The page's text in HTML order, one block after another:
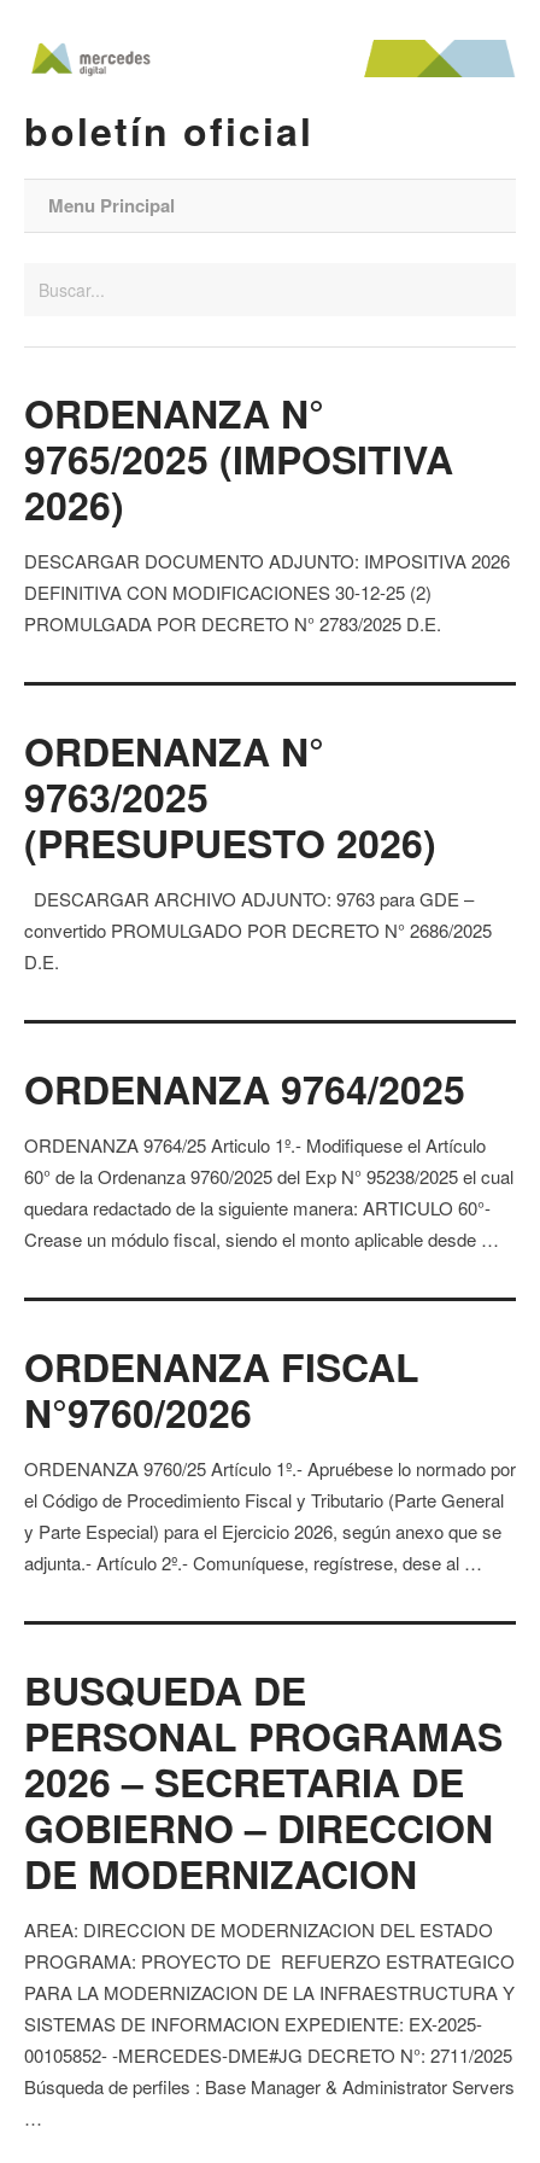
boletín oficial
Menu Principal
ORDENANZA N°
9765/2025 (IMPOSITIVA
2026)
DESCARGAR DOCUMENTO ADJUNTO: IMPOSITIVA 2026
DEFINITIVA CON MODIFICACIONES 30-12-25 (2)
PROMULGADA POR DECRETO N° 2783/2025 D.E.
ORDENANZA N°
9763/2025
(PRESUPUESTO 2026)
DESCARGAR ARCHIVO ADJUNTO: 9763 para GDE –
convertido PROMULGADO POR DECRETO N° 2686/2025
D.E.
ORDENANZA 9764/2025
ORDENANZA 9764/25 Articulo 1º.- Modifiquese el Artículo
60° de la Ordenanza 9760/2025 del Exp N° 95238/2025 el cual
quedara redactado de la siguiente manera: ARTICULO 60°-
Crease un módulo fiscal, siendo el monto aplicable desde …
ORDENANZA FISCAL
N°9760/2026
ORDENANZA 9760/25 Artículo 1º.- Apruébese lo normado por
el Código de Procedimiento Fiscal y Tributario (Parte General
y Parte Especial) para el Ejercicio 2026, según anexo que se
adjunta.- Artículo 2º.- Comuníquese, regístrese, dese al …
BUSQUEDA DE
PERSONAL PROGRAMAS
2026 – SECRETARIA DE
GOBIERNO – DIRECCION
DE MODERNIZACION
AREA: DIRECCION DE MODERNIZACION DEL ESTADO
PROGRAMA: PROYECTO DE REFUERZO ESTRATEGICO
PARA LA MODERNIZACION DE LA INFRAESTRUCTURA Y
SISTEMAS DE INFORMACION EXPEDIENTE: EX-2025-
00105852- -MERCEDES-DME#JG DECRETO N°: 2711/2025
Búsqueda de perfiles : Base Manager & Administrator Servers
…